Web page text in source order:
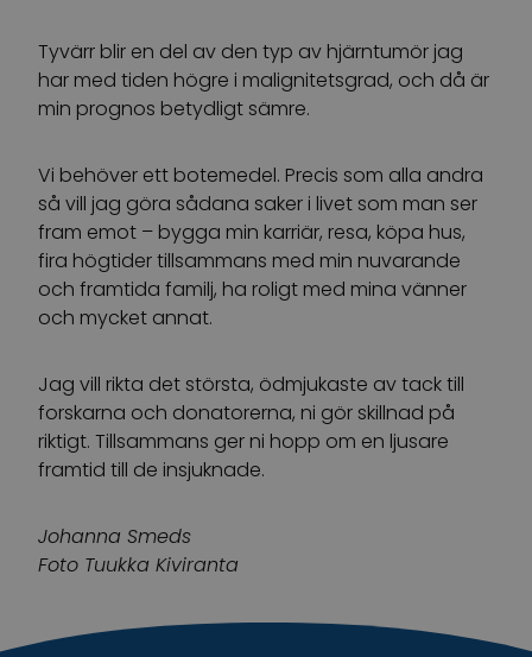
Tyvärr blir en del av den typ av hjärntumör jag
har med tiden högre i malignitetsgrad, och då är
min prognos betydligt sämre.
Vi behöver ett botemedel. Precis som alla andra
så vill jag göra sådana saker i livet som man ser
fram emot – bygga min karriär, resa, köpa hus,
fira högtider tillsammans med min nuvarande
och framtida familj, ha roligt med mina vänner
och mycket annat.
Jag vill rikta det största, ödmjukaste av tack till
forskarna och donatorerna, ni gör skillnad på
riktigt. Tillsammans ger ni hopp om en ljusare
framtid till de insjuknade.
Johanna Smeds
Foto Tuukka Kiviranta